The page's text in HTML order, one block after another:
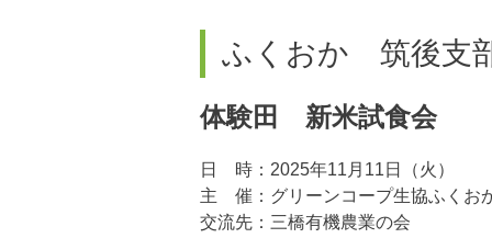
ふくおか 筑後支
体験田 新米試食会
日 時：2025年11月11日（火）
主 催：グリーンコープ生協ふくお
交流先：三橋有機農業の会